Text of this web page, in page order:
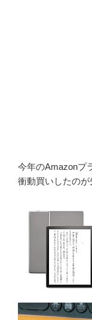
今年のAmazonプ
衝動買いしたのが